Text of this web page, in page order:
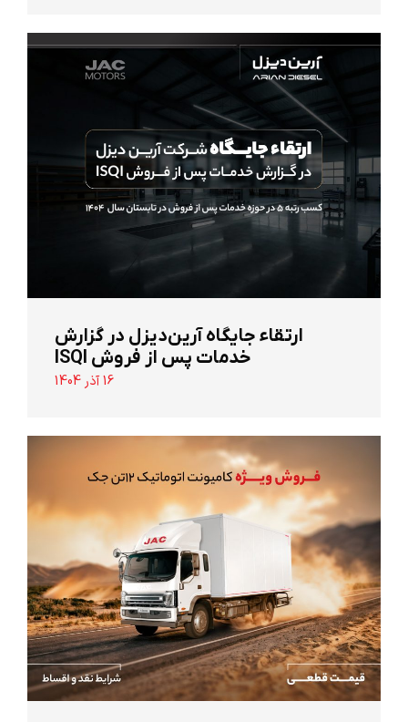
ارتقاء جایگاه آرین‌دیزل در گزارش
خدمات پس از فروش ISQI
16 آذر 1404